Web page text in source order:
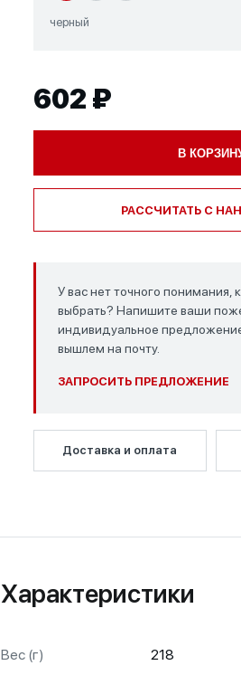
черный
602 ₽
В
РАССЧИТАТЬ С
У вас нет точного понимания,
выбрать? Напишите ваши
индивидуальное
вышлем на почту.
ЗАПРОСИТЬ ПРЕДЛОЖЕНИЕ
Доставка и оплата
Характеристики
Вес (г) 218